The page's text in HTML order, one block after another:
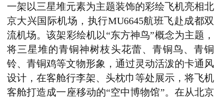
一架以三星堆元素为主题装饰的彩绘飞机亮相北
京大兴国际机场，执行MU6645航班飞赴成都双
流机场。该架彩绘机以“东方神鸟”概念为主题，
将三星堆的青铜神树枝头花蕾、青铜鸟、青铜
铃、青铜鸡等文物形象，通过灵动活泼的卡通风
设计，在客舱行李架、头枕巾等处展示，将飞机
客舱打造成一座移动的“空中博物馆”。在从北京